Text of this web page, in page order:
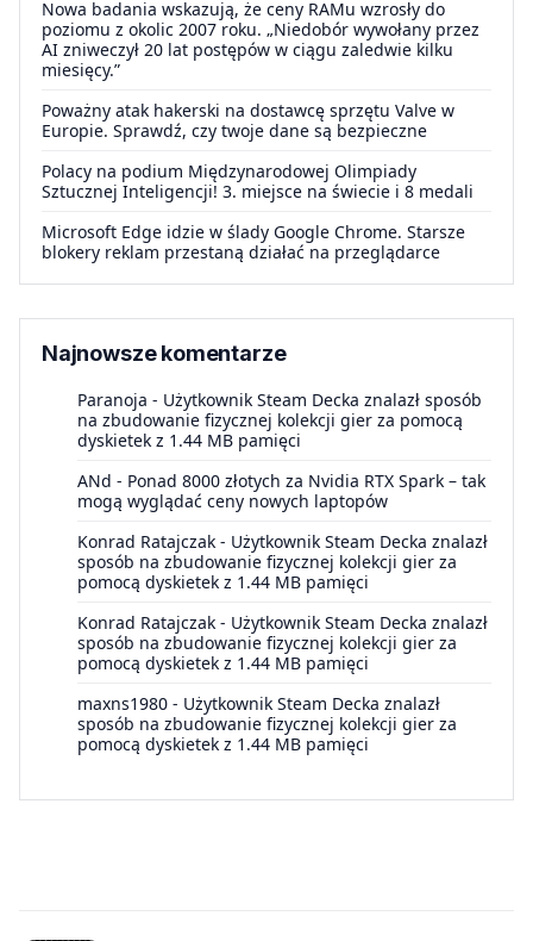
Nowa badania wskazują, że ceny RAMu wzrosły do
poziomu z okolic 2007 roku. „Niedobór wywołany przez
AI zniweczył 20 lat postępów w ciągu zaledwie kilku
miesięcy.”
Poważny atak hakerski na dostawcę sprzętu Valve w
Europie. Sprawdź, czy twoje dane są bezpieczne
Polacy na podium Międzynarodowej Olimpiady
Sztucznej Inteligencji! 3. miejsce na świecie i 8 medali
Microsoft Edge idzie w ślady Google Chrome. Starsze
blokery reklam przestaną działać na przeglądarce
Najnowsze komentarze
Paranoja - Użytkownik Steam Decka znalazł sposób
na zbudowanie fizycznej kolekcji gier za pomocą
dyskietek z 1.44 MB pamięci
ANd - Ponad 8000 złotych za Nvidia RTX Spark – tak
mogą wyglądać ceny nowych laptopów
Konrad Ratajczak - Użytkownik Steam Decka znalazł
sposób na zbudowanie fizycznej kolekcji gier za
pomocą dyskietek z 1.44 MB pamięci
Konrad Ratajczak - Użytkownik Steam Decka znalazł
sposób na zbudowanie fizycznej kolekcji gier za
pomocą dyskietek z 1.44 MB pamięci
maxns1980 - Użytkownik Steam Decka znalazł
sposób na zbudowanie fizycznej kolekcji gier za
pomocą dyskietek z 1.44 MB pamięci